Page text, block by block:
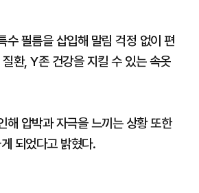
수 필름을 삽입해 말림 걱정 없이 편
환, Y존 건강을 지킬 수 있는 속옷
해 압박과 자극을 느끼는 상황 또한
되었다고 밝혔다.